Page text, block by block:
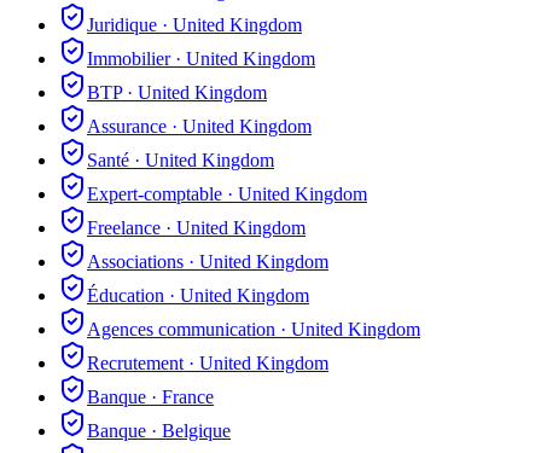
Juridique · United Kingdom
Immobilier· United Kingdom
BTP· United Kingdom
Assurance · United Kingdom
Santé · United Kingdom
Expert-comptable · United Kingdom
Freelance · United Kingdom
Associations · United Kingdom
Éducation · United Kingdom
Agences communication · United Kingdom
Recrutement · United Kingdom
Banque · France
Banque · Belgique